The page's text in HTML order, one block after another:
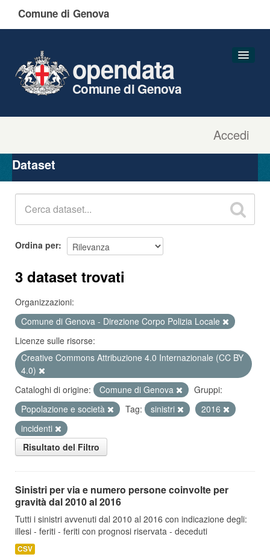
Comune di Genova
Accedi
opendata
Comune di Genova
Organizzazioni
Gruppi
Dataset
Ordina per
3 dataset trovati
Organizzazioni:
Comune di Genova - Direzione Corpo Polizia Locale
Licenze sulle risorse:
Creative Commons Attribuzione 4.0 Internazionale (CC BY
4.0)
Cataloghi di origine:
Comune di Genova
Gruppi:
Popolazione e società
Tag: sinistri
2016
incidenti
Risultato del Filtro
Sinistri per via e numero persone coinvolte per
gravità dal 2010 al 2016
Tutti i sinistri avvenuti dal 2010 al 2016 con indicazione degli:
illesi - feriti - feriti con prognosi riservata - deceduti
CSV